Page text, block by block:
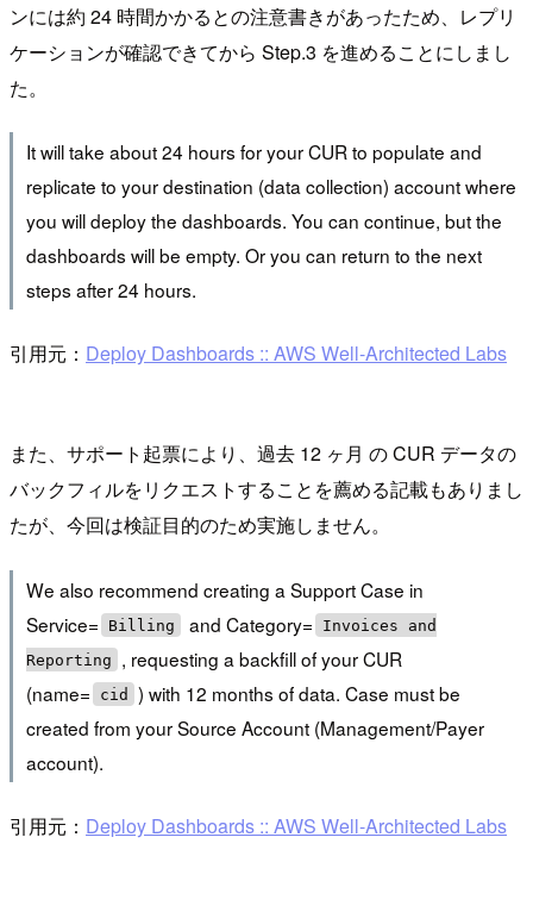
ンには約 24 時間かかるとの注意書きがあったため、レプリ
ケーションが確認できてから Step.3 を進めることにしまし
た。
It will take about 24 hours for your CUR to populate and
replicate to your destination (data collection) account where
you will deploy the dashboards. You can continue, but the
dashboards will be empty. Or you can return to the next
steps after 24 hours.
引用元： Deploy Dashboards :: AWS Well-Architected Labs
また、サポート起票により、過去 12 ヶ月 の CUR データの
バックフィルをリクエストすることを薦める記載もありまし
たが、今回は検証目的のため実施しません。
We also recommend creating a Support Case in
Service=
Billing and Category=
Invoices and
Reporting
, requesting a backfill of your CUR
(name=
cid
) with 12 months of data. Case must be
created from your Source Account (Management/Payer
account).
引用元： Deploy Dashboards :: AWS Well-Architected Labs